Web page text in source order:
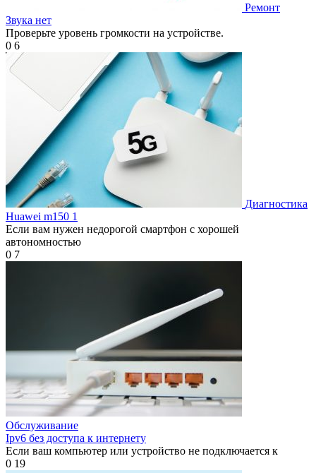
Ремонт
Звука нет
Проверьте уровень громкости на устройстве.
0 6
Диагностика
Huawei m150 1
Если вам нужен недорогой смартфон с хорошей
автономностью
0 7
Обслуживание
Ipv6 без доступа к интернету
Если ваш компьютер или устройство не подключается к
0 19